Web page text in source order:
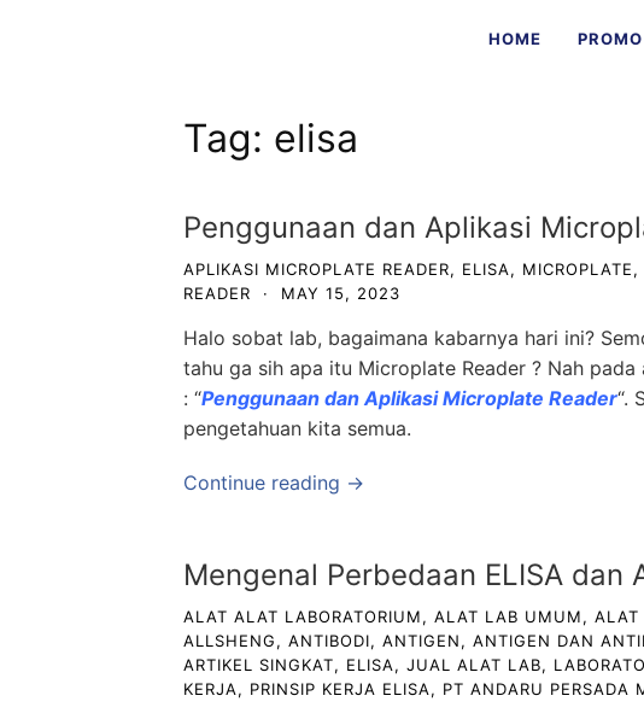
HOME PROMO
Tag: elisa
Penggunaan dan Aplikasi
APLIKASI MICROPLATE READER, ELISA, MICROPLATE,
READER
· MAY 15, 2023
Halo sobat lab, bagaimana kabarnya hari ini?
tahu ga sih apa itu Microplate Reader ? Nah
: “Penggunaan dan Aplikasi Microplate Reader“.
pengetahuan kita semua.
Continue reading →
Mengenal Perbedaan ELISA dan
ALAT ALAT LABORATORIUM, ALAT LAB UMUM, ALAT
ALLSHENG, ANTIBODI, ANTIGEN, ANTIGEN DAN
ARTIKEL SINGKAT, ELISA, JUAL ALAT LAB,
KERJA, PRINSIP KERJA ELISA, PT ANDARU PERSADA